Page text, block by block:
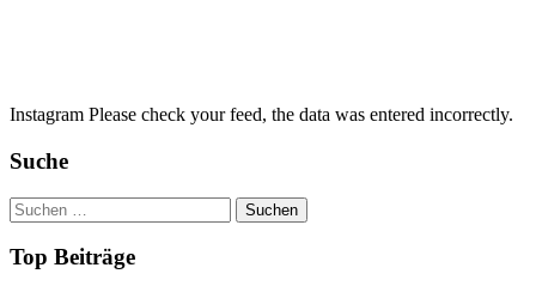
Instagram Please check your feed, the data was entered incorrectly.
Suche
Suchen
nach:
Top Beiträge